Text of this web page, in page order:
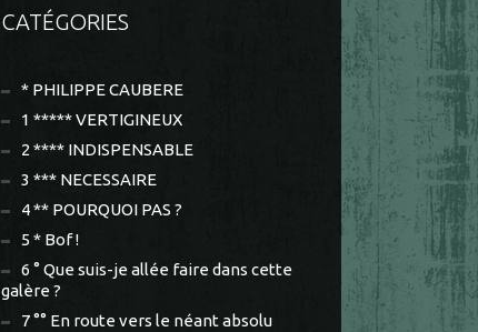
CATÉGORIES
* PHILIPPE CAUBERE
1 ***** VERTIGINEUX
2 **** INDISPENSABLE
3 *** NECESSAIRE
4 ** POURQUOI PAS ?
5 * Bof !
6 ° Que suis-je allée faire dans cette
galère ?
7 °° En route vers le néant absolu